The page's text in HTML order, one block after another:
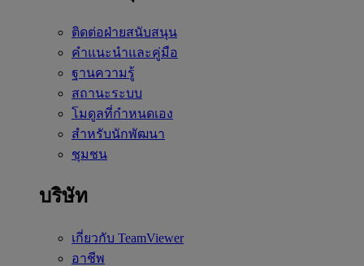
ติดต่อฝ่ายสนับสนุน
คำแนะนำและคู่มือ
ฐานความรู้
สถานะระบบ
โมดูลที่กำหนดเอง
สำหรับนักพัฒนา
ชุมชน
บริษัท
เกี่ยวกับ TeamViewer
อาชีพ